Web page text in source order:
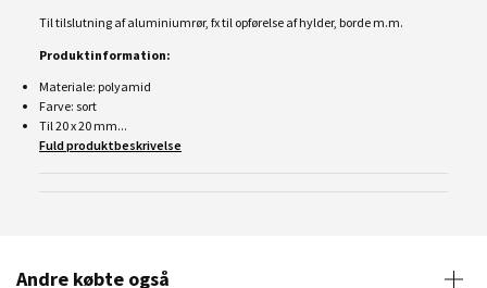
Til tilslutning af aluminiumrør, fx til opførelse af hylder, borde m.m.
Produktinformation:
Materiale: polyamid
Farve: sort
Til 20 x 20 mm...
Fuld produktbeskrivelse
Andre købte også